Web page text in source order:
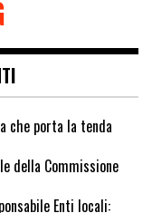
che porta la tenda
della Commissione
Enti locali: